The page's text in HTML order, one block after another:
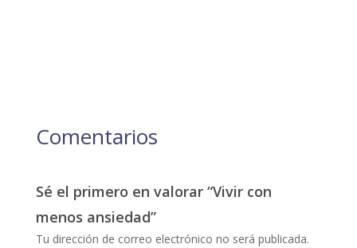
Comentarios
Sé el primero en valorar “Vivir con
menos ansiedad”
Tu dirección de correo electrónico no será publicada.